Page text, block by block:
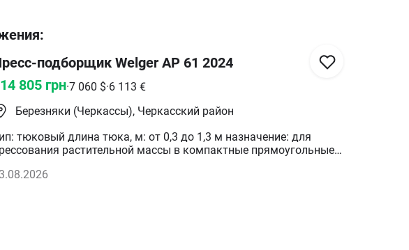
:
подборщик Welger AP 61 2024
805 грн·7 060 $·6 113 €
Березняки (Черкассы), Черкасский район
тюковый длина тюка, м: от 0,3 до 1,3 м назначение: для
растительной массы в компактные прямоугольные
160 см высота камеры прессования: 36 см